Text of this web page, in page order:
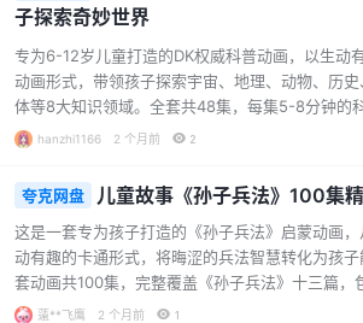
狂野的《野性加勒比》，这些纪录片以震撼的镜头
言，带领孩子深入地球的每一个角落。无论是《活
球》中生命的顽强，还是《地球的力量》中地质的
迁，都能让孩子在惊叹中建立起对自然的敬畏与热
历史人文，触摸文明脉络 历史不再是枯燥的文字。
《埃及》、《消…...
子探索奇妙世界
专为6-12岁儿童打造的DK权威科普动画，以生动
动画形式，带领孩子探索宇宙、地理、动物、历史
体等8大知识领域。全套共48集，每集5-8分钟的
解，完美适配儿童的注意力时长，让孩子在轻松愉
造、恐龙时代到七大洲奥秘，从人体大脑与感官到
及与中国历史，内容丰富多元，满足孩子的好奇
味讲解：采用动画形式呈现科学知识，将抽象概念
化，激发孩子的学习兴趣，让科普不再枯燥。 配
源：附带PDF电子书，方便孩子巩固所学知识，是
育的理想视听百科资源。 部分精彩剧集： 宇宙探
hanzhi1166 2 个月前 2
夸克网盘 儿童故事《孙子兵法》100集
这是一套专为孩子打造的《孙子兵法》启蒙动画
动有趣的卡通形式，将晦涩的兵法智慧转化为孩
套动画共100集，完整覆盖《孙子兵法》十三篇，
战篇》、《谋攻篇》、《军形篇》、《兵势篇》、
薳**飞鹰 2 个月前 1